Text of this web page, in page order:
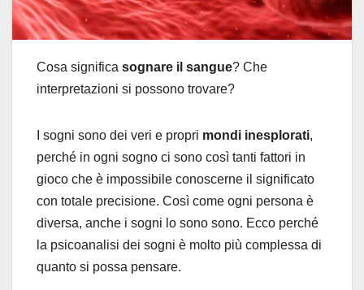
Cosa significa sognare il sangue? Che
interpretazioni si possono trovare?
I sogni sono dei veri e propri mondi inesplorati,
perché in ogni sogno ci sono così tanti fattori in
gioco che è impossibile conoscerne il significato
con totale precisione. Così come ogni persona è
diversa, anche i sogni lo sono sono. Ecco perché
la psicoanalisi dei sogni è molto più complessa di
quanto si possa pensare.